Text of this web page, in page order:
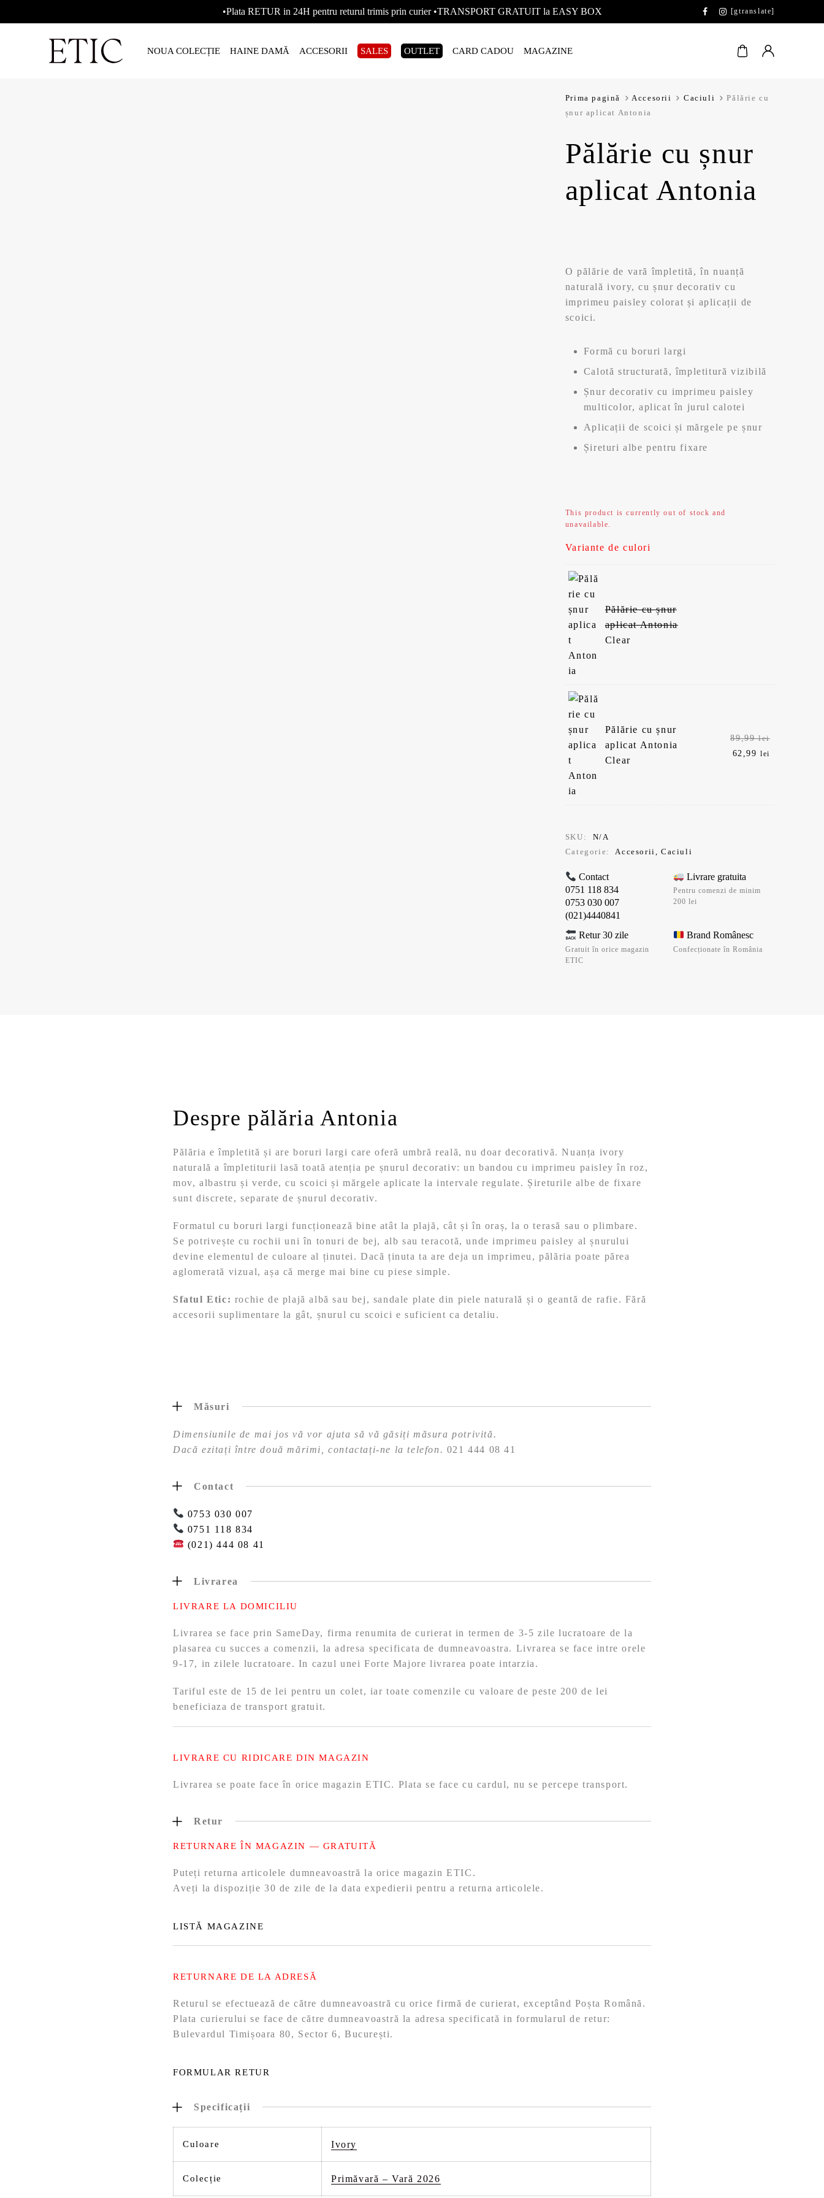
•Plata RETUR in 24H pentru returul trimis prin curier •TRANSPORT GRATUIT la EASY BOX [gtranslate]
NOUA COLECȚIE HAINE DAMĂ ACCESORII SALES OUTLET CARD CADOU MAGAZINE
Prima pagină Accesorii Caciuli
Pălărie cu
șnur aplicat Antonia
Pălărie cu șnur
aplicat Antonia
O pălărie de vară împletită, în nuanță
naturală ivory, cu șnur decorativ cu
imprimeu paisley colorat și aplicații de
scoici.
Formă cu boruri largi
Calotă structurată, împletitură vizibilă
Șnur decorativ cu imprimeu paisley
multicolor, aplicat în jurul calotei
Aplicații de scoici și mărgele pe șnur
Șireturi albe pentru fixare
This product is currently out of stock and
unavailable.
Variante de culori
Pălărie cu șnur
aplicat Antonia
Clear
Pălărie cu șnur
aplicat Antonia
Clear
89,99lei
62,99lei
SKU:
N/A
Categorie:
Accesorii,Caciuli
Contact
0751 118 834
0753 030 007
(021)4440841
Livrare gratuita
Pentru comenzi de minim
200 lei
Retur 30 zile
Gratuit în orice magazin
ETIC
Brand Românesc
Confecționate în România
Despre pălăria Antonia
Pălăria e împletită și are boruri largi care oferă umbră reală, nu doar decorativă. Nuanța ivory
naturală a împletiturii lasă toată atenția pe șnurul decorativ: un bandou cu imprimeu paisley în roz,
mov, albastru și verde, cu scoici și mărgele aplicate la intervale regulate. Șireturile albe de fixare
sunt discrete, separate de șnurul decorativ.
Formatul cu boruri largi funcționează bine atât la plajă, cât și în oraș, la o terasă sau o plimbare.
Se potrivește cu rochii uni în tonuri de bej, alb sau teracotă, unde imprimeu paisley al șnurului
devine elementul de culoare al ținutei. Dacă ținuta ta are deja un imprimeu, pălăria poate părea
aglomerată vizual, așa că merge mai bine cu piese simple.
Sfatul Etic: rochie de plajă albă sau bej, sandale plate din piele naturală și o geantă de rafie. Fără
accesorii suplimentare la gât, șnurul cu scoici e suficient ca detaliu.
Măsuri
Dimensiunile de mai jos vă vor ajuta să vă găsiți măsura potrivită.
Dacă ezitați între două mărimi, contactați-ne la telefon. 021 444 08 41
Contact
0753 030 007
0751 118 834
(021) 444 08 41
Livrarea
LIVRARE LA DOMICILIU
Livrarea se face prin SameDay, firma renumita de curierat in termen de 3-5 zile lucratoare de la
plasarea cu succes a comenzii, la adresa specificata de dumneavoastra. Livrarea se face intre orele
9-17, in zilele lucratoare. In cazul unei Forte Majore livrarea poate intarzia.
Tariful este de 15 de lei pentru un colet, iar toate comenzile cu valoare de peste 200 de lei
beneficiaza de transport gratuit.
LIVRARE CU RIDICARE DIN MAGAZIN
Livrarea se poate face în orice magazin ETIC. Plata se face cu cardul, nu se percepe transport.
Retur
RETURNARE ÎN MAGAZIN — GRATUITĂ
Puteți returna articolele dumneavoastră la orice magazin ETIC.
Aveți la dispoziție 30 de zile de la data expedierii pentru a returna articolele.
LISTĂ MAGAZINE
RETURNARE DE LA ADRESĂ
Returul se efectuează de către dumneavoastră cu orice firmă de curierat, exceptând Poșta Română.
Plata curierului se face de către dumneavoastră la adresa specificată in formularul de retur:
Bulevardul Timișoara 80, Sector 6, București.
FORMULAR RETUR
Specificații
Culoare Ivory
Colecție Primăvară – Vară 2026